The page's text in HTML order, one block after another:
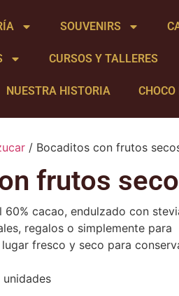
SOUVENIRS
CURSOS Y TALLERES
NUESTRA HISTORIA
/ Bocaditos con frutos
frutos
cacao, endulzado con
regalos o simplemente para
fresco y seco para
unidades